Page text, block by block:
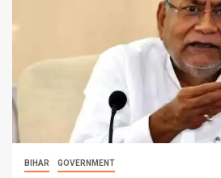
BIHAR GOVERNMENT